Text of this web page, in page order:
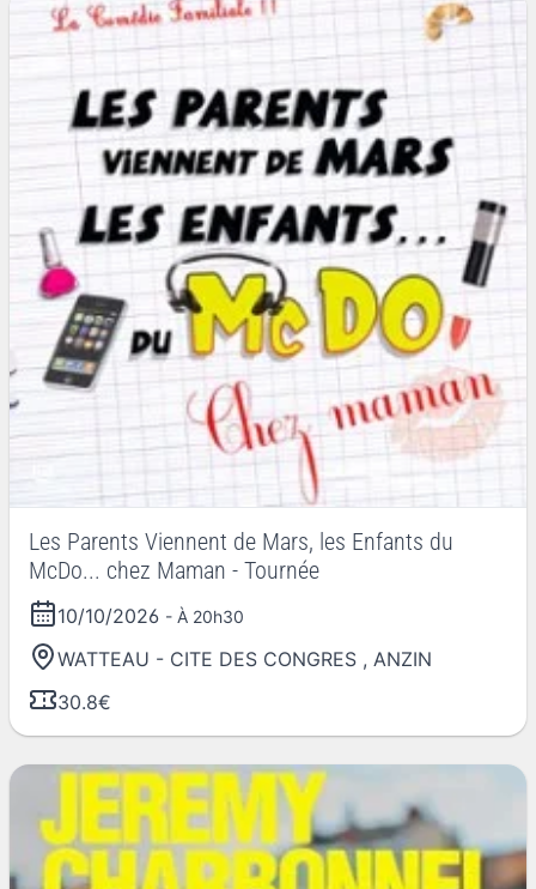
Les Parents Viennent de Mars, les Enfants du
McDo... chez Maman - Tournée
10/10/2026 - À 20h30
WATTEAU - CITE DES CONGRES , ANZIN
30.8€